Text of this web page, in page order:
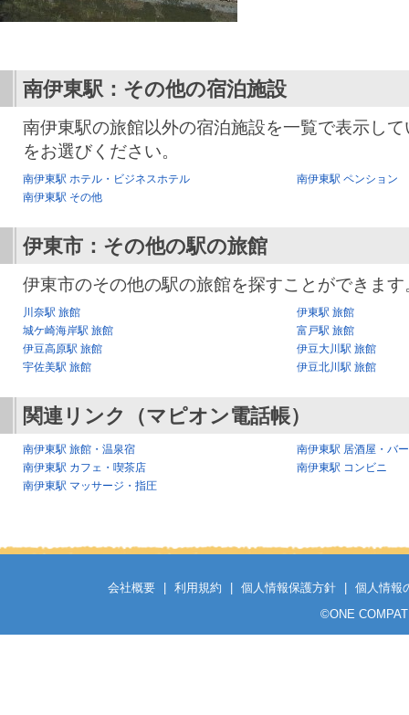
南伊東駅：その他の宿泊施設
南伊東駅の旅館以外の宿泊施設を一覧で表示し
をお選びください。
南伊東駅 ホテル・ビジネスホテル
南伊東駅 ペンション
南伊東駅 その他
伊東市：その他の駅の旅館
伊東市のその他の駅の旅館を探すことができます
川奈駅 旅館
伊東駅 旅館
城ケ崎海岸駅 旅館
富戸駅 旅館
伊豆高原駅 旅館
伊豆大川駅 旅館
宇佐美駅 旅館
伊豆北川駅 旅館
関連リンク（マピオン電話帳）
南伊東駅 旅館・温泉宿
南伊東駅 居酒屋・バ
南伊東駅 カフェ・喫茶店
南伊東駅 コンビニ
南伊東駅 マッサージ・指圧
会社概要 利用規約 個人情報保護方針
個人情報
©ONE